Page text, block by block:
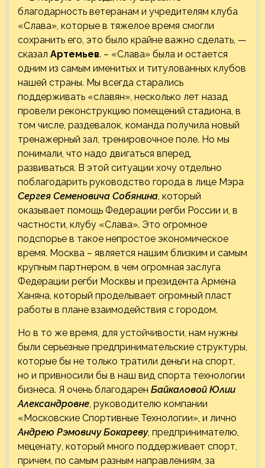
благодарность ветеранам и учредителям клуба
«Слава», которые в тяжелое время смогли
сохранить его, это было крайне важно сделать, —
сказал Артемьев. – «Слава» была и остается
одним из самым именитых и титулованных клубов
нашей страны. Мы всегда старались
поддерживать «славян», несколько лет назад
провели реконструкцию помещений стадиона, в
том числе, раздевалок, команда получила новый
тренажерный зал, тренировочное поле. Но мы
понимали, что надо двигаться вперед,
развиваться. В этой ситуации хочу отдельно
поблагодарить руководство города в лице Мэра
Сергея Семеновича Собянина , который
оказывает помощь Федерации регби России и, в
частности, клубу «Слава». Это огромное
подспорье в такое непростое экономическое
время. Москва – является нашим близким и самым
крупным партнером, в чем огромная заслуга
Федерации регби Москвы и президента Армена
Ханяна, который проделывает огромный пласт
работы в плане взаимодействия с городом.
Но в то же время, для устойчивости, нам нужны
были серьезные предпринимательские структуры,
которые бы не только тратили деньги на спорт,
но и привносили бы в наш вид спорта технологии
бизнеса. Я очень благодарен Байкаловой Юлии
Александровне , руководителю компании
«Московские Спортивные Технологии», и лично
Андрею Рэмовичу Бокареву, предпринимателю,
меценату, который много поддерживает спорт,
причем, по самым разным направлениям, за